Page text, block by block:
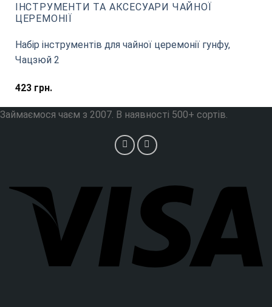
ІНСТРУМЕНТИ ТА АКСЕСУАРИ ЧАЙНОЇ
ЦЕРЕМОНІЇ
Набір інструментів для чайної церемонії гунфу,
Чацзюй 2
423грн.
Займаємося чаєм з 2007. В наявності 500+ сортів.